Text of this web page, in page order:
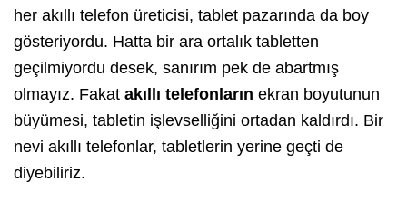
her akıllı telefon üreticisi, tablet pazarında da boy
gösteriyordu. Hatta bir ara ortalık tabletten
geçilmiyordu desek, sanırım pek de abartmış
olmayız. Fakat akıllı telefonların ekran boyutunun
büyümesi, tabletin işlevselliğini ortadan kaldırdı. Bir
nevi akıllı telefonlar, tabletlerin yerine geçti de
diyebiliriz.